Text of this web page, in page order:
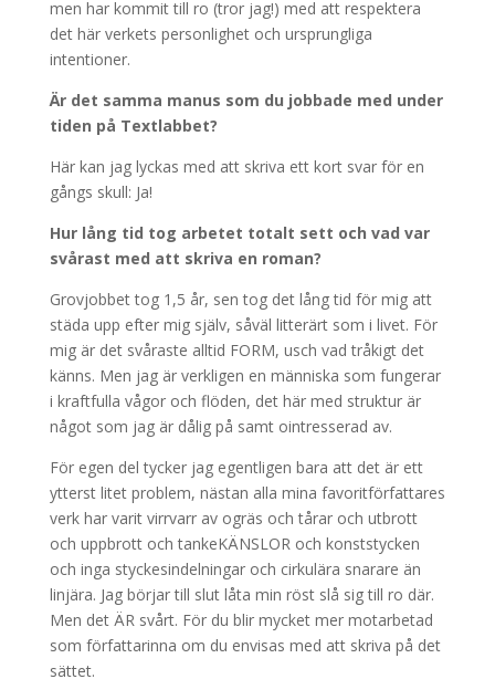
men har kommit till ro (tror jag!) med att respektera
det här verkets personlighet och ursprungliga
intentioner.
Är det samma manus som du jobbade med under
tiden på Textlabbet?
Här kan jag lyckas med att skriva ett kort svar för en
gångs skull: Ja!
Hur lång tid tog arbetet totalt sett och vad var
svårast med att skriva en roman?
Grovjobbet tog 1,5 år, sen tog det lång tid för mig att
städa upp efter mig själv, såväl litterärt som i livet. För
mig är det svåraste alltid FORM, usch vad tråkigt det
känns. Men jag är verkligen en människa som fungerar
i kraftfulla vågor och flöden, det här med struktur är
något som jag är dålig på samt ointresserad av.
För egen del tycker jag egentligen bara att det är ett
ytterst litet problem, nästan alla mina favoritförfattares
verk har varit virrvarr av ogräs och tårar och utbrott
och uppbrott och tankeKÄNSLOR och konststycken
och inga styckesindelningar och cirkulära snarare än
linjära. Jag börjar till slut låta min röst slå sig till ro där.
Men det ÄR svårt. För du blir mycket mer motarbetad
som författarinna om du envisas med att skriva på det
sättet.
För att vår
hemsida ska
bra som
möjligt
under ditt
besök. Om
här kakorna
kommer viss
att försvinna
från
Marknadsföring
Genom att dela
med dig av dina
intressen och
ditt beteende
när du surfar
ökar du chansen
att få se
personligt
anpassat innehåll
och
erbjudanden.